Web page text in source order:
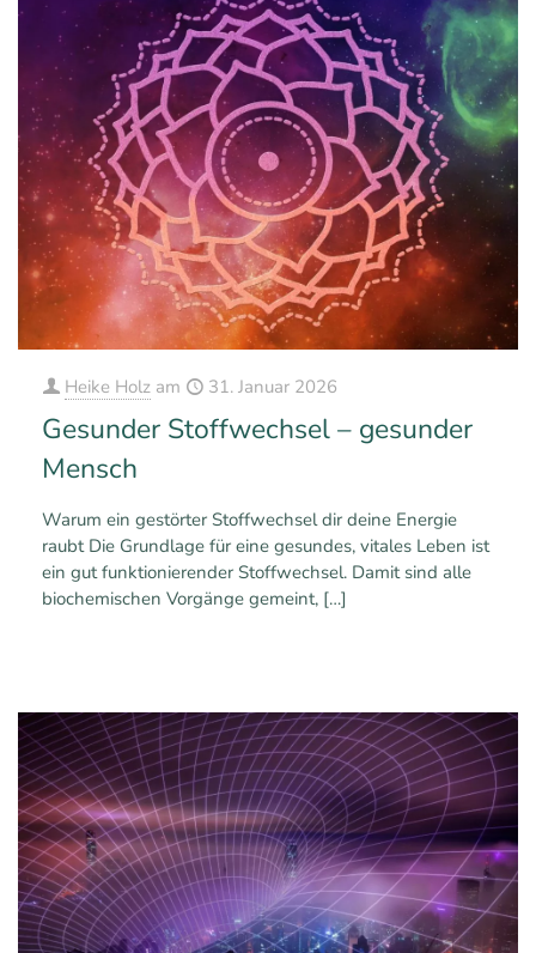
Heike Holz am 31. Januar 2026
Gesunder Stoffwechsel – gesunder
Mensch
Warum ein gestörter Stoffwechsel dir deine Energie
raubt Die Grundlage für eine gesundes, vitales Leben ist
ein gut funktionierender Stoffwechsel. Damit sind alle
biochemischen Vorgänge gemeint, […]